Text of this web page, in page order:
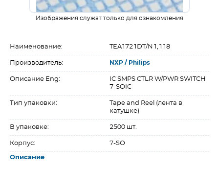
Изображения служат только для ознакомления
Наименование: TEA1721DT/N1,118
Производитель: NXP / Philips
Описание Eng:
IC SMPS CTLR W/PWR SWITCH
7-SOIC
Тип упаковки:
Tape and Reel (лента в
катушке)
В упаковке: 2500 шт.
Корпус: 7-SO
Описание